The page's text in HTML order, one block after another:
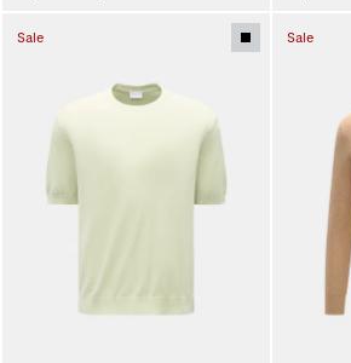
Sale Sale